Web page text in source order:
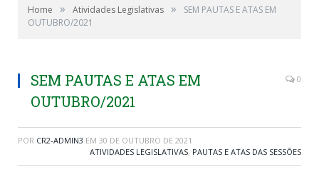
Home » Atividades Legislativas »
SEM PAUTAS E ATAS EM
OUTUBRO/2021
SEM PAUTAS E ATAS EM
OUTUBRO/2021
0
POR CR2-ADMIN3 EM 30 DE OUTUBRO DE 2021
ATIVIDADES LEGISLATIVAS, PAUTAS E ATAS DAS SESSÕES